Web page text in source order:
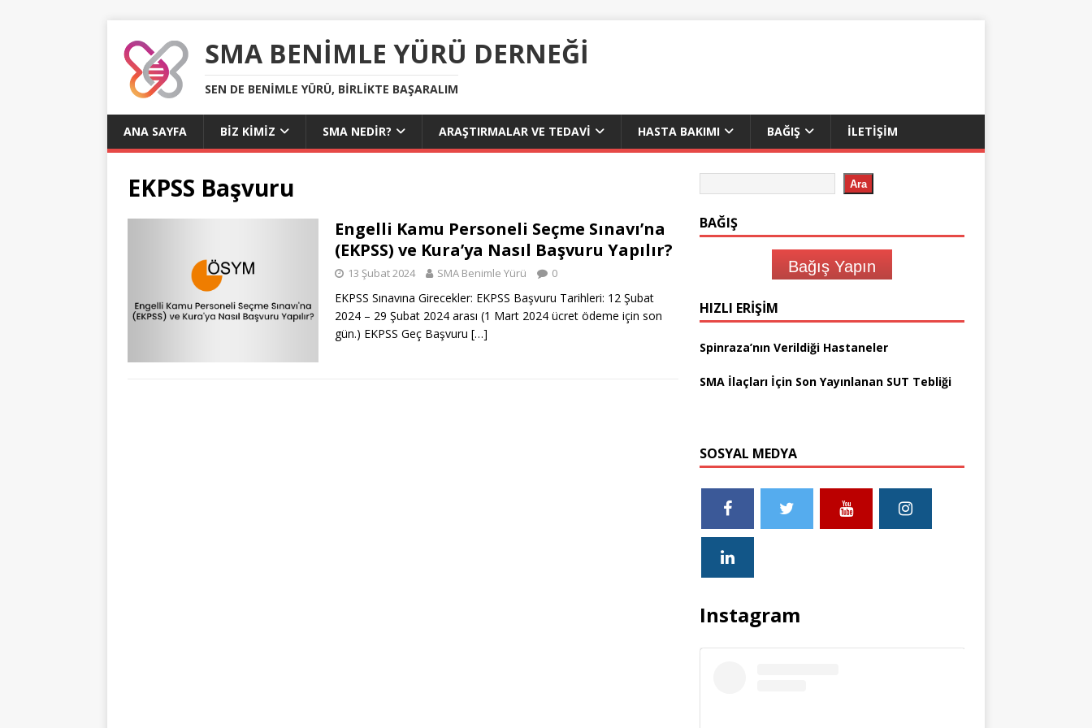
SMA BENIMLE YÜRÜ DERNEĞI
SEN DE BENIMLE YÜRÜ, BIRLIKTE BAŞARALIM
ANA SAYFA BIZ KIMIZ SMA NEDIR? ARAŞTIRMALAR VE TEDAVI HASTA BAKIMI BAĞIŞ İLETIŞIM
EKPSS Başvuru
Engelli Kamu Personeli Seçme Sınavı’na
(EKPSS) ve Kura’ya Nasıl Başvuru Yapılır?
13 Şubat 2024 SMA Benimle Yürü 0
EKPSS Sınavına Girecekler: EKPSS Başvuru Tarihleri: 12 Şubat
2024 – 29 Şubat 2024 arası (1 Mart 2024 ücret ödeme için son
gün.) EKPSS Geç Başvuru […]
Ara
BAĞIŞ
Bağış Yapın
HIZLI ERIŞIM
Spinraza’nın Verildiği Hastaneler
SMA İlaçları İçin Son Yayınlanan SUT Tebliği
SOSYAL MEDYA
Instagram